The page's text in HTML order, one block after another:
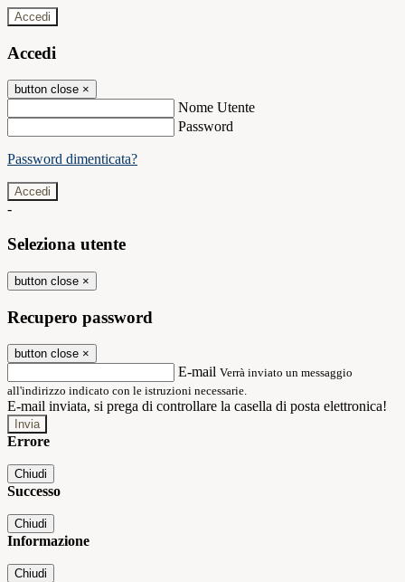
Accedi
Accedi
button close ×
Nome Utente
Password
Password dimenticata?
-
Seleziona utente
button close ×
Recupero password
button close ×
E-mail Verrà inviato un messaggio
all'indirizzo indicato con le istruzioni necessarie.
E-mail inviata, si prega di controllare la casella di posta elettronica!
Errore
Chiudi
Successo
Chiudi
Informazione
Chiudi